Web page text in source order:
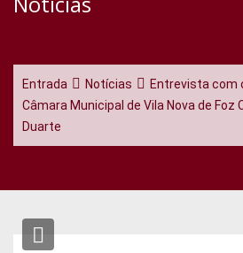
Entrada Notícias
Entrevista com
Câmara Municipal de Vila Nova de Foz
Duarte